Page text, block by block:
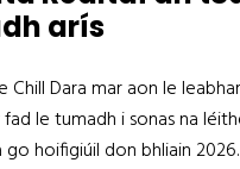
arís
Dara mar aon le
le tumadh i sonas na
hoifigiúil don bhliain 2026.